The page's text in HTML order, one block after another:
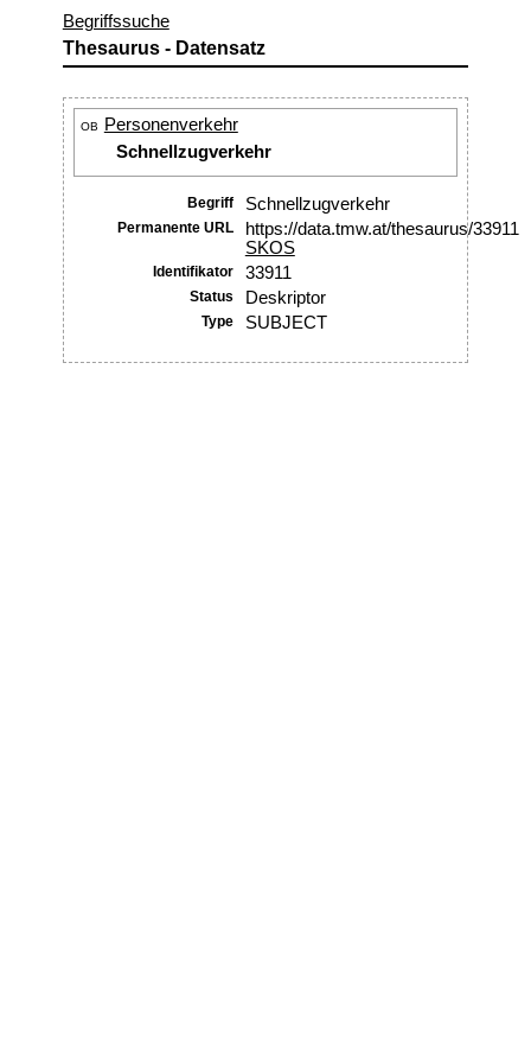
Begriffssuche
Thesaurus - Datensatz
OB
Personenverkehr
Schnellzugverkehr
Begriff Schnellzugverkehr
Permanente URL
https://data.tmw.at/thesaurus/33911
SKOS
Identifikator 33911
Status Deskriptor
Type SUBJECT